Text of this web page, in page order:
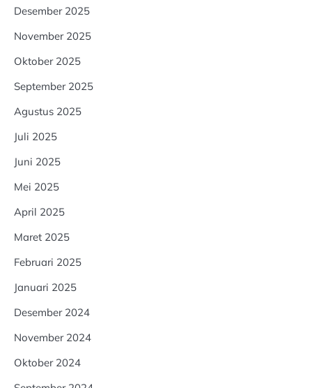
Desember 2025
November 2025
Oktober 2025
September 2025
Agustus 2025
Juli 2025
Juni 2025
Mei 2025
April 2025
Maret 2025
Februari 2025
Januari 2025
Desember 2024
November 2024
Oktober 2024